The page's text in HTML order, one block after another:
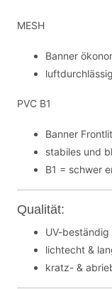
MESH
Banner
PVC B1
Banner
stabiles und
B1 = schwer
Qualität:
UV-
lichtecht &
kratz- &